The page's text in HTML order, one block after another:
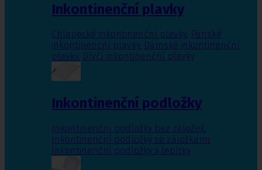
Inkontinenční plavky
Chlapecké inkontinenční plavky, Pánské
inkontinenční plavky, Dámské inkontinenční
plavky, Dívčí inkontinenční plavky
Inkontinenční podložky
Inkontinenční podložky bez záložek,
Inkontinenční podložky se záložkami,
Inkontinenční podložky s lepítky